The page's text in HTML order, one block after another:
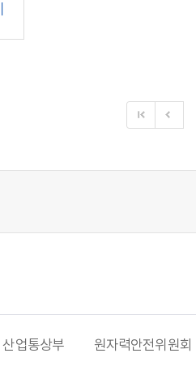
산업통상부 원자력안전위원회